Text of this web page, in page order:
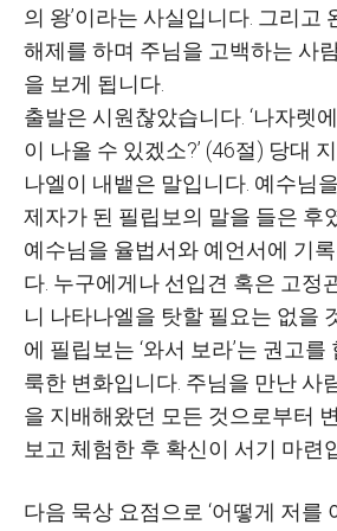
의 왕’이라는 사실입니다 그리고
해제를 하며 주님을 고백하는 사
을 보게 됩니다
출발은 시원찮았습니다 . ‘나자렛
이 나올 수 있겠소?’ (46절) 당대
나엘이 내뱉은 말입니다 예수님
제자가 된 필립보의 말을 들은 후
예수님을 율법서와 예언서에 기
다 누구에게나 선입견 혹은 고정
니 나타나엘을 탓할 필요는 없을
에 필립보는 ‘와서 보라’는 권고를
룩한 변화입니다 주님을 만난 사
을 지배해왔던 모든 것으로부터
보고 체험한 후 확신이 서기 마련
다음 묵상 요점으로 ‘어떻게 저를